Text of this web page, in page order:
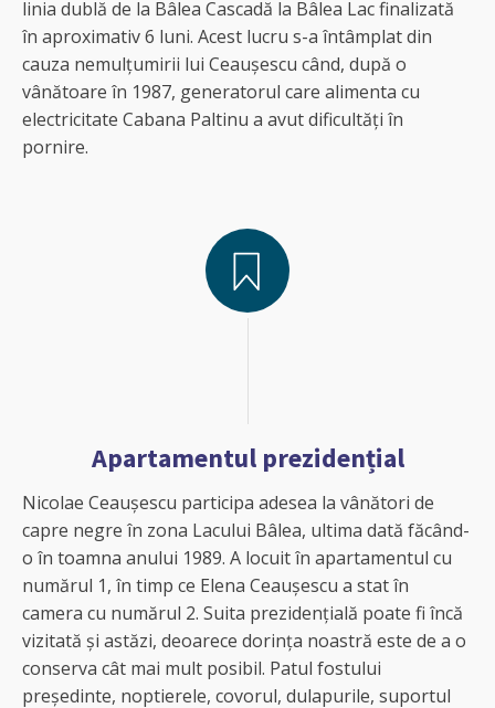
linia dublă de la Bâlea Cascadă la Bâlea Lac finalizată
în aproximativ 6 luni. Acest lucru s-a întâmplat din
cauza nemulțumirii lui Ceaușescu când, după o
vânătoare în 1987, generatorul care alimenta cu
electricitate Cabana Paltinu a avut dificultăți în
pornire.
Apartamentul prezidențial
Nicolae Ceaușescu participa adesea la vânători de
capre negre în zona Lacului Bâlea, ultima dată făcând-
o în toamna anului 1989. A locuit în apartamentul cu
numărul 1, în timp ce Elena Ceaușescu a stat în
camera cu numărul 2. Suita prezidențială poate fi încă
vizitată și astăzi, deoarece dorința noastră este de a o
conserva cât mai mult posibil. Patul fostului
președinte, noptierele, covorul, dulapurile, suportul